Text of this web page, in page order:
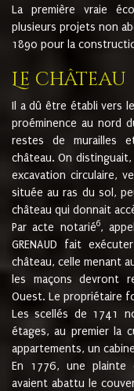
La première vraie
plusieurs projets non
1890 pour la
Le château
Il a dû être établi vers
proéminence au nord
restes de murailles
château. On
excavation circulaire,
située au ras du sol,
château qui donnait
Par acte notarié6,
GRENAUD fait
château, celle menant
les maçons devront
Ouest. Le propriétaire
Les scellés de 1741
étages, au premier la
appartements, un
En 1776, une
avaient abattu le